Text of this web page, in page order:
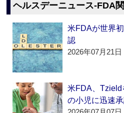
ヘルスデーニュース‐FDA
米FDAが世界
認
2026年07月21日
米FDA、Tzield
の小児に迅速